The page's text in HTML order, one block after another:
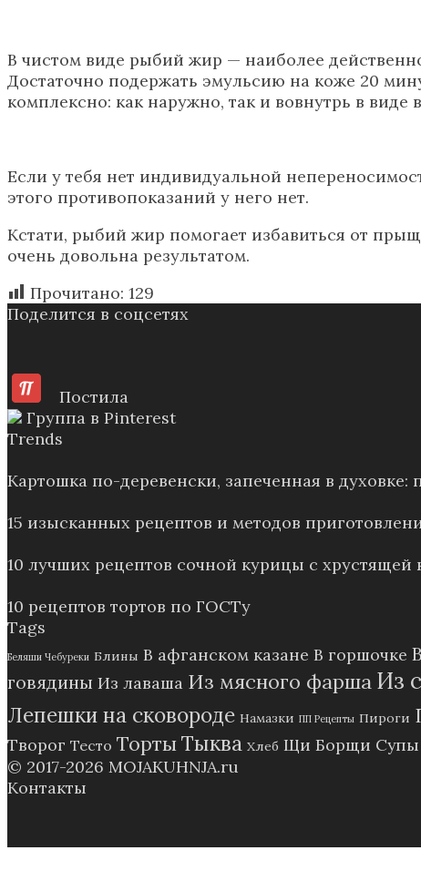
В чистом виде рыбий жир — наиболее
Достаточно подержать эмульсию на коже 20
комплексно: как наружно, так и вовнутрь в виде
Если у тебя нет индивидуальной
этого противопоказаний у него нет.
Кстати, рыбий жир помогает избавиться от
очень довольна результатом.
Прочитано: 129
Поделится в соцсетях
Постила
Группа в Pinterest
Trends
Картошка по-деревенски, запеченная в
15 изысканных рецептов и методов
10 лучших рецептов сочной курицы с хрустящей
10 рецептов тортов по ГОСТу
Tags
Беляши Чебуреки Блины В афганском казане В горшочке
говядины Из лаваша Из мясного фарша Из
Лепешки на сковороде Намазки ПП Рецепты Пироги
Творог Тесто ТортыТыква Хлеб Щи Борщи Супы
© 2017-2026 MOJAKUHNJA.ru
Контакты